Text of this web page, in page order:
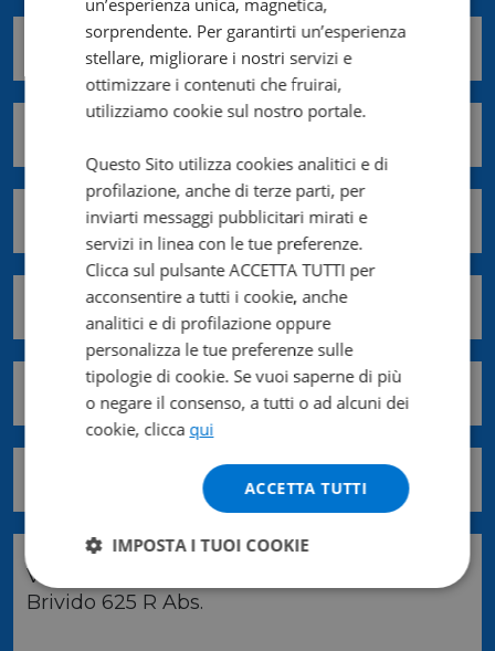
Nome *
Email *
Cellulare *
Regione *
Richiesta
un’esperienza unica, magnetica,
sorprendente. Per garantirti un’esperienza
stellare, migliorare i nostri servizi e
ottimizzare i contenuti che fruirai,
utilizziamo cookie sul nostro portale.
Questo Sito utilizza cookies analitici e di
profilazione, anche di terze parti, per
inviarti messaggi pubblicitari mirati e
servizi in linea con le tue preferenze.
Clicca sul pulsante ACCETTA TUTTI per
acconsentire a tutti i cookie, anche
analitici e di profilazione oppure
personalizza le tue preferenze sulle
tipologie di cookie. Se vuoi saperne di più
o negare il consenso, a tutti o ad alcuni dei
cookie, clicca qui
ACCETTA TUTTI
IMPOSTA I TUOI COOKIE